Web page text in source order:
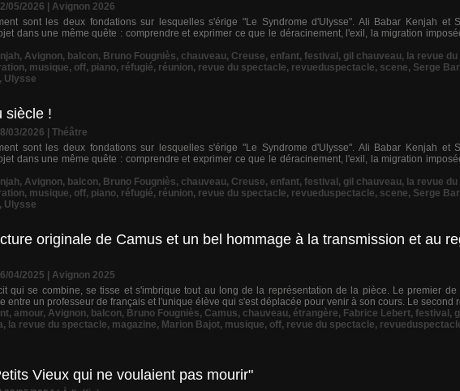
05/2026
Avignon 2026
sont les deux fondations sur lesquelles s'érige "Le Syndrome d'Ulysse". Ali Babar Kenjah et
dans une même quête : comprendre et exprimer ce que le déracinement, l'exil, la migration
, Avignon, balcon, Bruno Fougniès, chauveau, Creuse, enfant, festival , gil chauveau, la revue
, musique, off, piano, réfugié, réunion, revue du spectacle, revueduspectacle, scene, Serge
, Ulysse
siècle !
03/2026
Théâtre
sont les deux fondations sur lesquelles s'érige "Le Syndrome d'Ulysse". Ali Babar Kenjah et
dans une même quête : comprendre et exprimer ce que le déracinement, l'exil, la migration
, Avignon, balcon, Bruno Fougniès, chauveau, Creuse, enfant, festival , gil chauveau, la revue
, musique, off, piano, réfugié, réunion, revue du spectacle, revueduspectacle, scene, Serge
, Ulysse
originale de Camus et un bel hommage à la transmission et au
04/2025
Avignon 2025
qui se combine, se tisse et s'imbrique tout au long de la représentation de la pièce. Le premier
entre un professeur de français et l'unique élève qui s'est déplacée pour venir à son cours. Le second
, amour, Avignon, balcon, Bruno Fougniès, Camus, chauveau, étrangère, Fabrice Lebert, festival ,
, la revue du spectacle, magazine, Marion Bajot, musique, off, revue du spectacle,
Vieux qui ne voulaient pas mourir"